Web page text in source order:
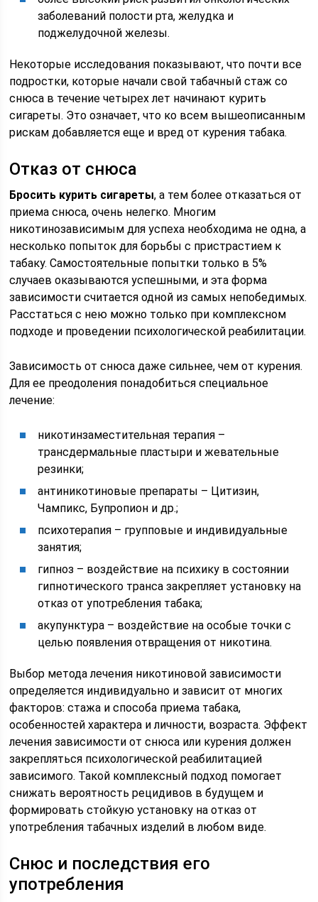
заболеваний полости рта, желудка и
поджелудочной железы.
Некоторые исследования показывают, что почти все
подростки, которые начали свой табачный стаж со
снюса в течение четырех лет начинают курить
сигареты. Это означает, что ко всем вышеописанным
рискам добавляется еще и вред от курения табака.
Отказ от снюса
Бросить курить сигареты, а тем более отказаться от
приема снюса, очень нелегко. Многим
никотинозависимым для успеха необходима не одна, а
несколько попыток для борьбы с пристрастием к
табаку. Самостоятельные попытки только в 5%
случаев оказываются успешными, и эта форма
зависимости считается одной из самых непобедимых.
Расстаться с нею можно только при комплексном
подходе и проведении психологической реабилитации.
Зависимость от снюса даже сильнее, чем от курения.
Для ее преодоления понадобиться специальное
лечение:
никотинзаместительная терапия –
трансдермальные пластыри и жевательные
резинки;
антиникотиновые препараты – Цитизин,
Чампикс, Бупропион и др.;
психотерапия – групповые и индивидуальные
занятия;
гипноз – воздействие на психику в состоянии
гипнотического транса закрепляет установку на
отказ от употребления табака;
акупунктура – воздействие на особые точки с
целью появления отвращения от никотина.
Выбор метода лечения никотиновой зависимости
определяется индивидуально и зависит от многих
факторов: стажа и способа приема табака,
особенностей характера и личности, возраста. Эффект
лечения зависимости от снюса или курения должен
закрепляться психологической реабилитацией
зависимого. Такой комплексный подход помогает
снижать вероятность рецидивов в будущем и
формировать стойкую установку на отказ от
употребления табачных изделий в любом виде.
Снюс и последствия его
употребления